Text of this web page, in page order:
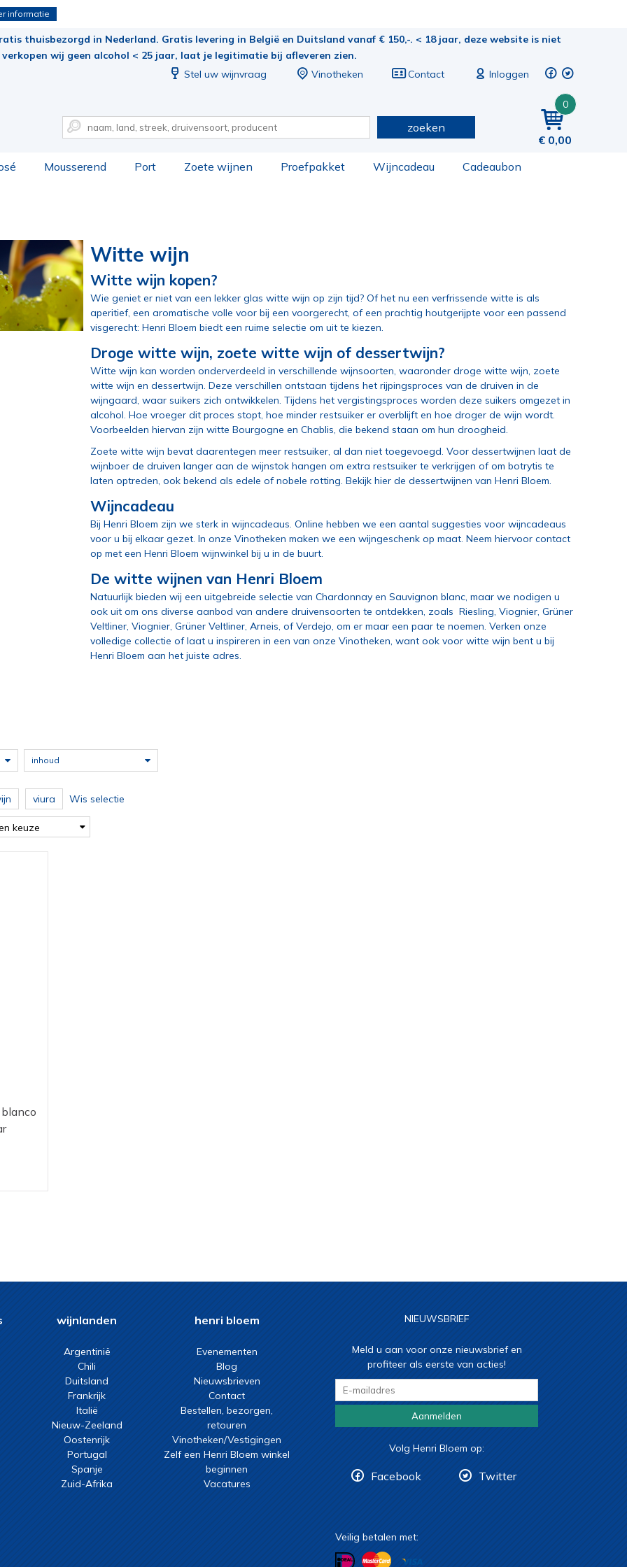
informatie
thuisbezorgd in Nederland. Gratis levering in België en Duitsland vanaf € 150,-. < 18 jaar, deze website is niet
wij geen alcohol < 25 jaar, laat je legitimatie bij afleveren zien.
Stel uw wijnvraag
Vinotheken Contact Inloggen
0
0,00
zoeken
Mousserend Port Zoete wijnen Proefpakket Wijncadeau Cadeaubon
Witte wijn
Witte wijn kopen?
Wie geniet er niet van een lekker glas witte wijn op zijn tijd? Of het nu een verfrissende witte is als
aperitief, een aromatische volle voor bij een voorgerecht, of een prachtig houtgerijpte voor een passend
visgerecht: Henri Bloem biedt een ruime selectie om uit te kiezen.
Droge witte wijn, zoete witte wijn of dessertwijn?
Witte wijn kan worden onderverdeeld in verschillende wijnsoorten, waaronder droge witte wijn, zoete
witte wijn en dessertwijn. Deze verschillen ontstaan tijdens het rijpingsproces van de druiven in de
wijngaard, waar suikers zich ontwikkelen. Tijdens het vergistingsproces worden deze suikers omgezet in
alcohol. Hoe vroeger dit proces stopt, hoe minder restsuiker er overblijft en hoe droger de wijn wordt.
Voorbeelden hiervan zijn witte Bourgogne en Chablis, die bekend staan om hun droogheid.
Zoete witte wijn bevat daarentegen meer restsuiker, al dan niet toegevoegd. Voor dessertwijnen laat de
wijnboer de druiven langer aan de wijnstok hangen om extra restsuiker te verkrijgen of om botrytis te
laten optreden, ook bekend als edele of nobele rotting. Bekijk hier de dessertwijnen van Henri Bloem.
Wijncadeau
Bij Henri Bloem zijn we sterk in wijncadeaus. Online hebben we een aantal suggesties voor wijncadeaus
voor u bij elkaar gezet. In onze Vinotheken maken we een wijngeschenk op maat. Neem hiervoor contact
op met een Henri Bloem wijnwinkel bij u in de buurt.
De witte wijnen van Henri Bloem
Natuurlijk bieden wij een uitgebreide selectie van Chardonnay en Sauvignon blanc, maar we nodigen u
ook uit om ons diverse aanbod van andere druivensoorten te ontdekken, zoals Riesling, Viognier, Grüner
Veltliner, Viognier, Grüner Veltliner, Arneis, of Verdejo, om er maar een paar te noemen. Verken onze
volledige collectie of laat u inspireren in een van onze Vinotheken, want ook voor witte wijn bent u bij
Henri Bloem aan het juiste adres.
inhoud
viura Wis selectie
keuze
wijnlanden
Argentinië
Chili
Duitsland
Frankrijk
Italië
Nieuw-Zeeland
Oostenrijk
Portugal
Spanje
Zuid-Afrika
henri bloem
Evenementen
Blog
Nieuwsbrieven
Contact
Bestellen, bezorgen,
retouren
Vinotheken/Vestigingen
Zelf een Henri Bloem winkel
beginnen
Vacatures
NIEUWSBRIEF
Meld u aan voor onze nieuwsbrief en
profiteer als eerste van acties!
Aanmelden
Volg Henri Bloem op:
Facebook Twitter
Veilig betalen met: